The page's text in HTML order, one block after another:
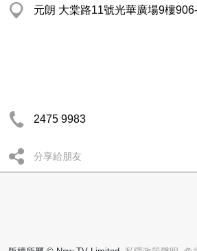
元朗 大棠路11號光華廣場9樓
2475 9983
分享給朋友